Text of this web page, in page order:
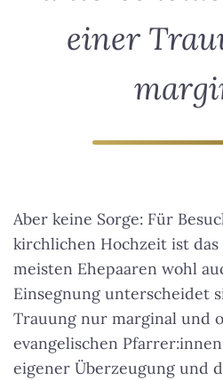
einer
Aber keine Sorge: Für
kirchlichen Hochzeit ist das
meisten Ehepaaren wohl
Einsegnung unterscheidet
Trauung nur marginal und
evangelischen
eigener Überzeugung und